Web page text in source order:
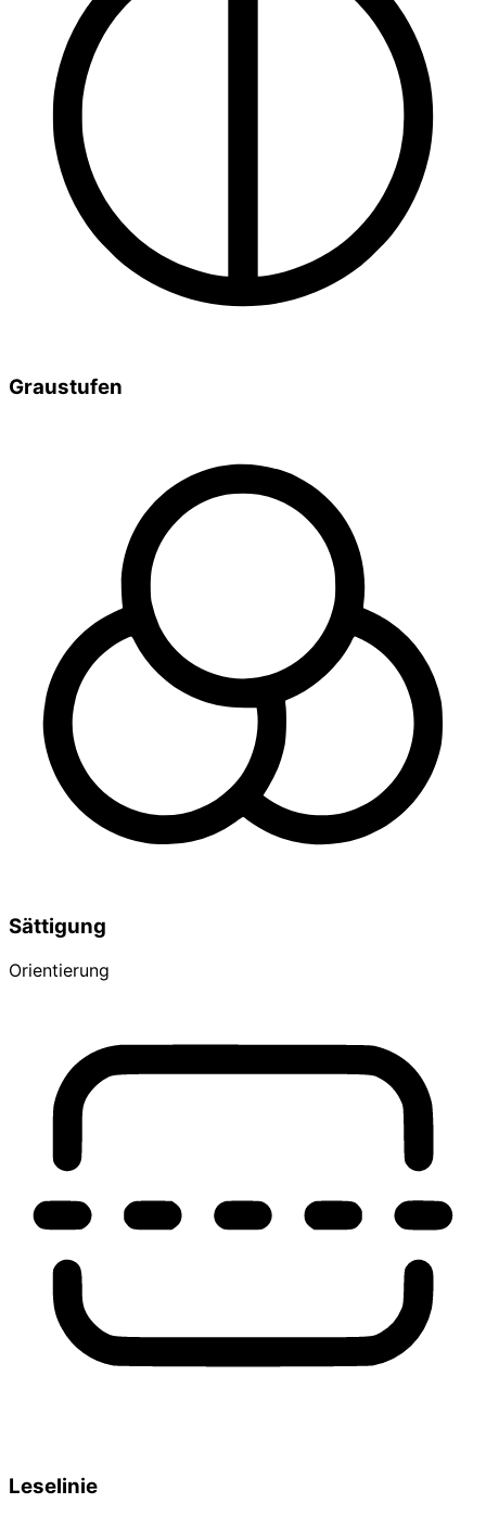
Graustufen
Sättigung
Orientierung
Leselinie